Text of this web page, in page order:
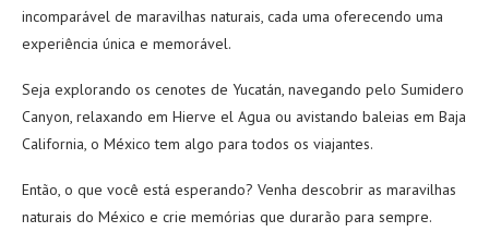
incomparável de maravilhas naturais, cada uma oferecendo uma
experiência única e memorável.
Seja explorando os cenotes de Yucatán, navegando pelo Sumidero
Canyon, relaxando em Hierve el Agua ou avistando baleias em Baja
California, o México tem algo para todos os viajantes.
Então, o que você está esperando? Venha descobrir as maravilhas
naturais do México e crie memórias que durarão para sempre.